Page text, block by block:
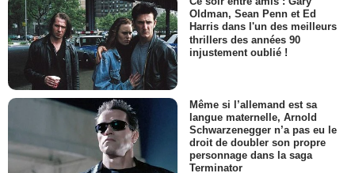
Oldman, Sean Penn et Ed
Harris dans l'un des meilleurs
thrillers des années 90
injustement oublié !
Même si l’allemand est sa
langue maternelle, Arnold
Schwarzenegger n’a pas eu le
droit de doubler son propre
personnage dans la saga
Terminator